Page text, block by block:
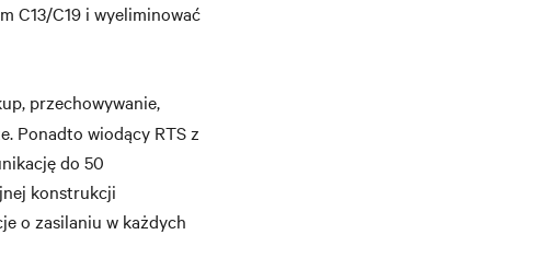
C13/C19 i wyeliminować
przechowywanie,
Ponadto wiodący RTS z
do 50
konstrukcji
o zasilaniu w każdych